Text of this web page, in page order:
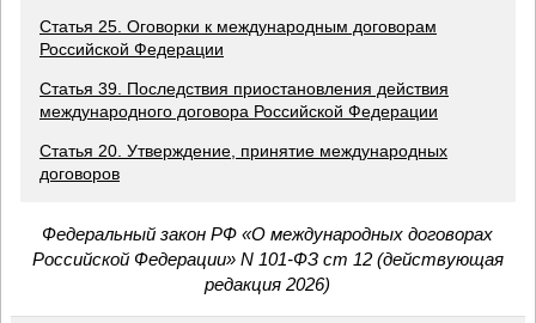
Статья 25. Оговорки к международным договорам
Российской Федерации
Статья 39. Последствия приостановления действия
международного договора Российской Федерации
Статья 20. Утверждение, принятие международных
договоров
Федеральный закон РФ «О международных договорах
Российской Федерации» N 101-ФЗ ст 12 (действующая
редакция 2026)